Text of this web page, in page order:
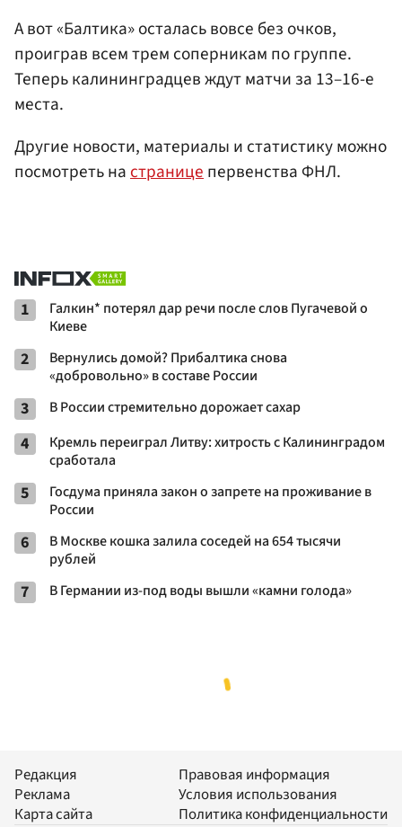
А вот «Балтика» осталась вовсе без очков,
проиграв всем трем соперникам по группе.
Теперь калининградцев ждут матчи за 13–16-е
места.
Другие новости, материалы и статистику можно
посмотреть настраницепервенства ФНЛ.
1
Галкин* потерял дар речи после слов Пугачевой о
Киеве
2
Вернулись домой? Прибалтика снова
«добровольно» в составе России
3 В России стремительно дорожает сахар
4
Кремль переиграл Литву: хитрость с Калининградом
сработала
5
Госдума приняла закон о запрете на проживание в
России
6
В Москве кошка залила соседей на 654 тысячи
рублей
7 В Германии из-под воды вышли «камни голода»
Редакция
Реклама
Карта сайта
Правовая информация
Условия использования
Политика конфиденциальности